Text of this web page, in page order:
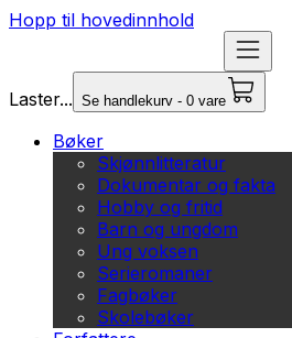
Hopp til hovedinnhold
Laster... Se handlekurv - 0 vare
Bøker
Skjønnlitteratur
Dokumentar og fakta
Hobby og fritid
Barn og ungdom
Ung voksen
Serieromaner
Fagbøker
Skolebøker